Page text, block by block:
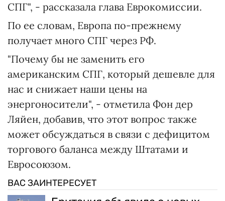
СПГ", - рассказала глава Еврокомиссии.
По ее словам, Европа по-прежнему
получает много СПГ через РФ.
"Почему бы не заменить его
американским СПГ, который дешевле для
нас и снижает наши цены на
энергоносители", - отметила Фон дер
Ляйен, добавив, что этот вопрос также
может обсуждаться в связи с дефицитом
торгового баланса между Штатами и
Евросоюзом.
ВАС ЗАИНТЕРЕСУЕТ